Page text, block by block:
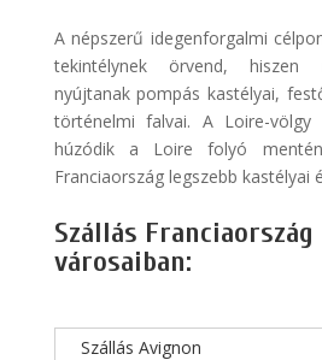
A népszerű idegenforgalmi
tekintélynek örvend, hiszen
nyújtanak pompás kastélyai,
történelmi falvai. A Loire-völgy
húzódik a Loire folyó
Franciaország legszebb kastélyai
Szállás Franciaország
városaiban:
Szállás Avignon